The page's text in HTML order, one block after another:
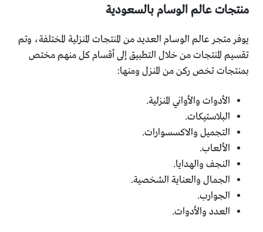
منتجات عالم الوسام بالسعودية
يوفر متجر عالم الوسام العديد من المنتجات المنزلية المختلفة، وتم
تقسيم المنتجات من خلال التطبيق إلى أقسام كل منهم مختص
بمنتجات تخص ركن من المنزل ومنها:
الأدوات والأواني المنزلية.
البلاستيكات.
التجميل والاكسسوارات.
الألعاب.
النجف والهدايا.
الجمال والعناية الشخصية.
الجوارب.
العدد والأدوات.